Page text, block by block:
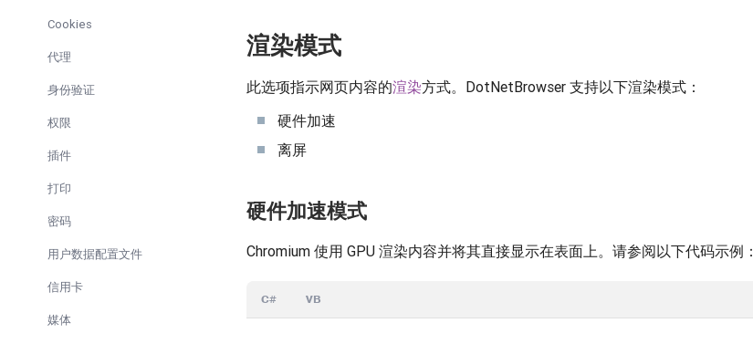
Cookies
代理
身份验证
权限
插件
打印
密码
用户数据配置文件
信用卡
媒体
渲染模式
此选项指示网页内容的渲染方式。DotNetBrowser 支持以下渲染模式：
硬件加速
离屏
硬件加速模式
Chromium 使用 GPU 渲染内容并将其直接显示在表面上。请参阅以下代码示例：
C# VB